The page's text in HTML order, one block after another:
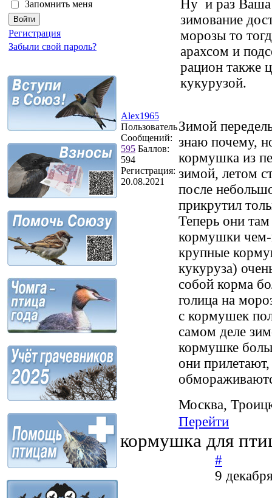
Запомнить меня
Регистрация
Забыли свой пароль?
Alex1965
Пользователь
Сообщений:
595 Баллов:
594
Регистрация:
20.08.2021
Ну и раз Ваша
зимование
морозы то
арахсом и
рацион также
кукурузой.
Зимой
знаю почему,
кормушка из
зимой, летом
после
прикрутил
Теперь они
кормушки чем-
крупные
кукуруза)
собой корма
голица на
с кормушек
самом деле
кормушке
они
Москва,
Перейти
кормушка для
#
9